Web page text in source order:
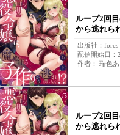
ループ2回
から逃れら
出版社：forcs
配信開始日：
作者： 瑞色あ
ループ2回
から逃れら